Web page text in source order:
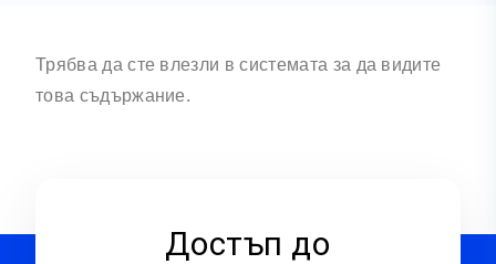
Трябва да сте влезли в системата за да видите
това съдържание.
Достъп до